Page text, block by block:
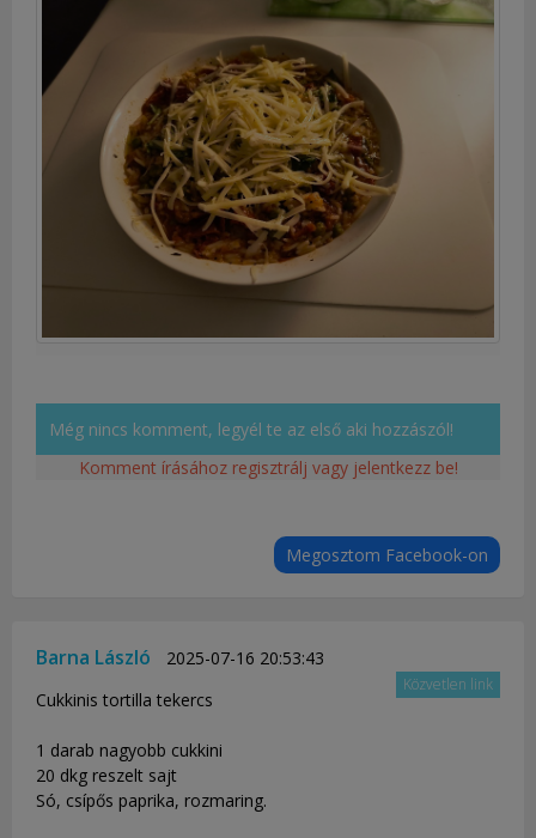
Még nincs komment, legyél te az első aki hozzászól!
Komment írásához regisztrálj vagy jelentkezz be!
Megosztom Facebook-on
Barna László 2025-07-16 20:53:43
Közvetlen link
Cukkinis tortilla tekercs
1 darab nagyobb cukkini
20 dkg reszelt sajt
Só, csípős paprika, rozmaring.